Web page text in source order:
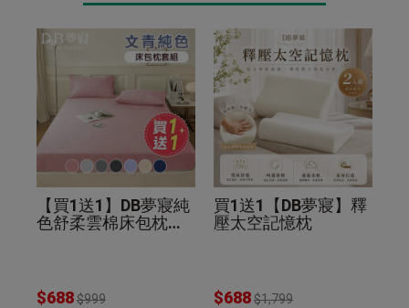
【買1送1】DB夢寢純
色舒柔雲棉床包枕套
$688$999
買1送1【DB夢寢】釋
壓太空記憶枕
$688$1,799